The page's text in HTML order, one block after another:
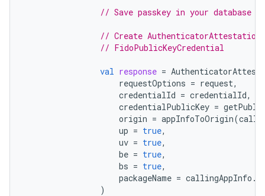
// Save passkey in your database
// Create
// FidoPublicKeyCredential
val response =
requestOptions = request,
credentialId = credentialId,
credentialPublicKey =
origin = appInfoToOrigin(
up = true,
uv = true,
be = true,
bs = true,
packageName = callingAppInfo .
)